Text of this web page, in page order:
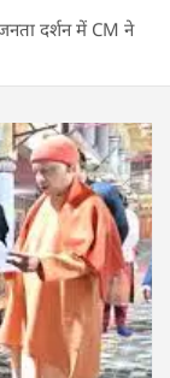
दर्शन में CM ने